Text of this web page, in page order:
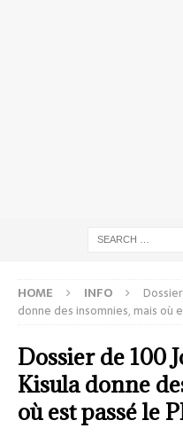
HOME INFO
donne des insomnies, mais où
Dossier de 100
Kisula donne
où est passé le